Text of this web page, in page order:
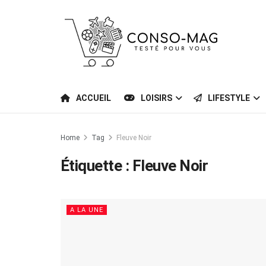
ACCUEIL LOISIRS LIFESTYLE
Home Tag Fleuve Noir
Étiquette : Fleuve Noir
A LA UNE